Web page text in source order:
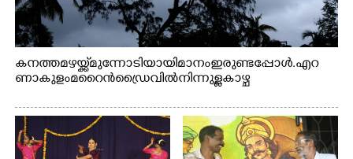
കനത്ത മഴയ്ക്ക് മുന്നോടിയായി മാനം ഇരുണ്ടപ്പോൾ. എറ
ണാകുളം മറൈൻഡ്രൈവിൽ നിന്നുള്ള കാഴ്ച